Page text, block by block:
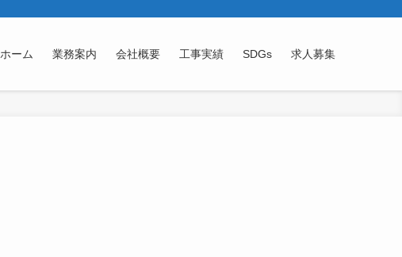
ホーム 業務案内 会社概要 工事実績 SDGs 求人募集